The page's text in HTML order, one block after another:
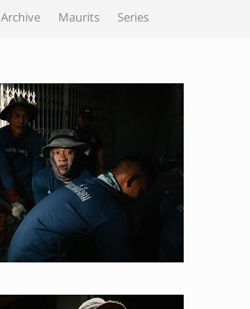
Archive Maurits Series